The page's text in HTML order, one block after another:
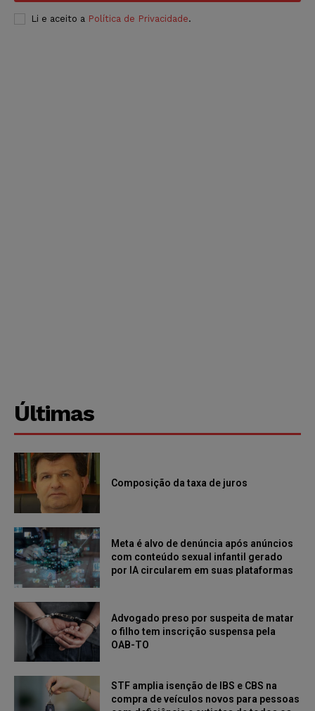
Li e aceito a Política de Privacidade.
Últimas
Composição da taxa de juros
Meta é alvo de denúncia após anúncios
com conteúdo sexual infantil gerado
por IA circularem em suas plataformas
Advogado preso por suspeita de matar
o filho tem inscrição suspensa pela
OAB-TO
STF amplia isenção de IBS e CBS na
compra de veículos novos para pessoas